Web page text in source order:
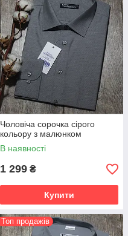
Чоловіча сорочка сірого
кольору з малюнком
В наявності
1 299 ₴
Купити
Топ продажів